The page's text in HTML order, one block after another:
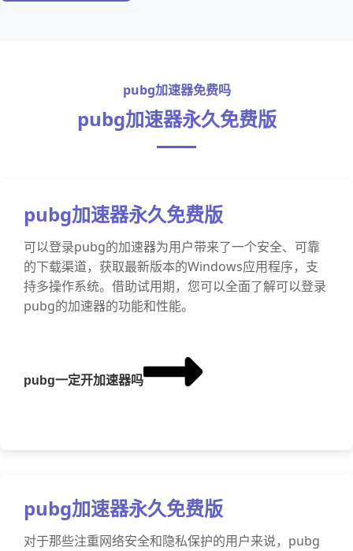
pubg加速器免费吗
pubg加速器永久免费版
pubg加速器永久免费版
可以登录pubg的加速器为用户带来了一个安全、可靠
的下载渠道，获取最新版本的Windows应用程序，支
持多操作系统。借助试用期，您可以全面了解可以登录
pubg的加速器的功能和性能。
pubg一定开加速器吗
pubg加速器永久免费版
对于那些注重网络安全和隐私保护的用户来说，pubg